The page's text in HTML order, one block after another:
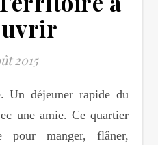
2015
une amie. Ce quartier
pour manger, flâner,